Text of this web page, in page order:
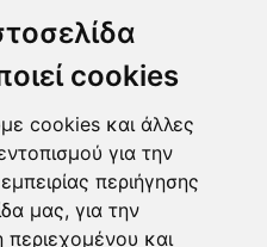
cookies
cookies και άλλες
για την
περιήγησης
μας, για την
περιεχομένου και